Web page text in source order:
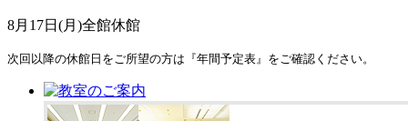
8月17日(月)全館休館
次回以降の休館日をご所望の方は『年間予定表』をご確認ください。